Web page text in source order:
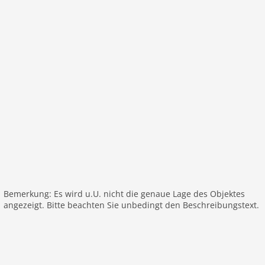
Aufenthaltsraum: TV (keine niederländischen
Fernsehsender), TV (keine deutschen Fernsehsender)
Bemerkung: Es wird u.U. nicht die genaue Lage des Objektes
angezeigt. Bitte beachten Sie unbedingt den Beschreibungstext.